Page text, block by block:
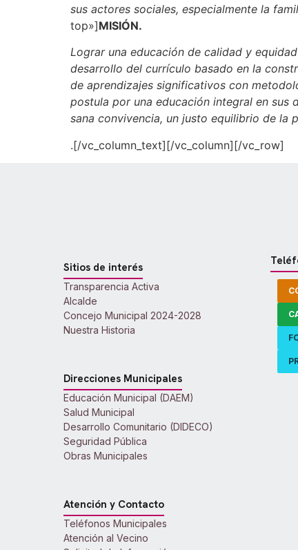
sus actores sociales, especialmente la
top»]MISIÓN.
Lograr una educación de calidad y
desarrollo del currículo basado en la
de aprendizajes significativos con
postula por una educación integral en sus
sana convivencia, un justo equilibrio de la
.[/vc_column_text][/vc_column][/vc_row]
Sitios de interés
Transparencia Activa
Alcalde
Concejo Municipal 2024-2028
Nuestra Historia
Direcciones Municipales
Educación Municipal (DAEM)
Salud Municipal
Desarrollo Comunitario (DIDECO)
Seguridad Pública
Obras Municipales
Atención y Contacto
Teléfonos Municipales
Atención al Vecino